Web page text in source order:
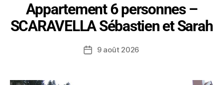
Appartement 6 personnes –
SCARAVELLA Sébastien et Sarah
9 août 2026